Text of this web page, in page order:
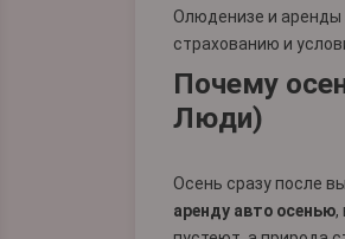
Олюденизе и аренды
страхованию и
Почему
Люди)
Осень сразу после
аренду авто осенью,